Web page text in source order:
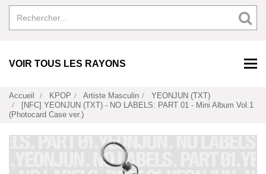
VOIR TOUS LES RAYONS
Accueil KPOP Artiste Masculin
YEONJUN (TXT)
[NFC] YEONJUN (TXT) - NO LABELS: PART 01 - Mini Album Vol.1
(Photocard Case ver.)